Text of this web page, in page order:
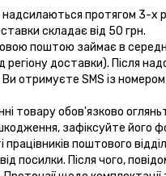
протягом 3-х
складає від 50 грн.
поштою займає в
регіону доставки). Після
отримуєте SMS із номером
товару обов'язково
зафіксуйте його
працівників поштового
посилки. Після чого,